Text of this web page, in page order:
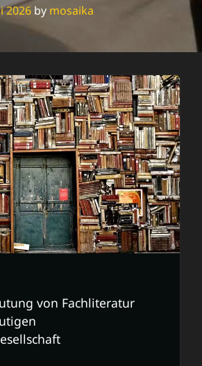
2026 by mosaika
von Fachliteratur